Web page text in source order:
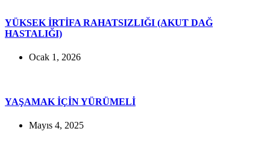
YÜKSEK İRTİFA RAHATSIZLIĞI (AKUT DAĞ
HASTALIĞI)
Ocak 1, 2026
YAŞAMAK İÇİN YÜRÜMELİ
Mayıs 4, 2025